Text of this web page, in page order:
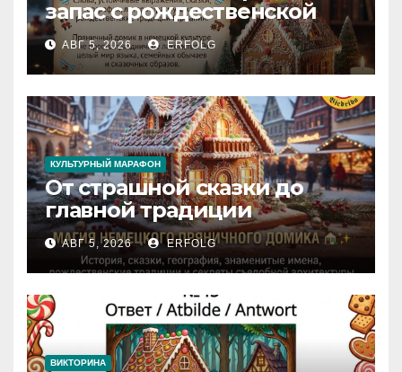
запас с рождественской
сказкой! Учим немецкий
вместе с Lebkuchenhaus
АВГ 5, 2026 ERFOLG
КУЛЬТУРНЫЙ МАРАФОН
От страшной сказки до
главной традиции
Рождества: секреты
немецкого пряничного
домика!
АВГ 5, 2026 ERFOLG
ВИКТОРИНА